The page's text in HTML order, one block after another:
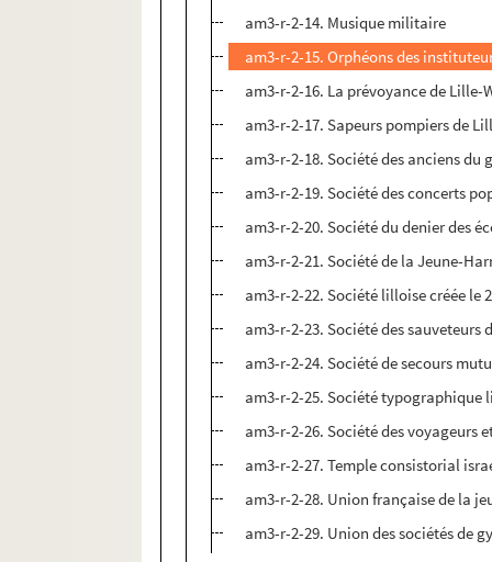
am3-r-2-14. Musique militaire
am3-r-2-15. Orphéons des
am3-r-2-16. La prévoyance de Lille-
am3-r-2-17. Sapeurs pompiers de
am3-r-2-18. Société des anciens du
am3-r-2-19. Société des concerts
am3-r-2-20. Société du denier des
am3-r-2-21. Société de la Jeune-
am3-r-2-22. Société lilloise créée le
am3-r-2-23. Société des sauveteurs
am3-r-2-24. Société de secours
am3-r-2-25. Société typographique
am3-r-2-26. Société des voyageurs
am3-r-2-27. Temple consistorial
am3-r-2-28. Union française de la
am3-r-2-29. Union des sociétés de